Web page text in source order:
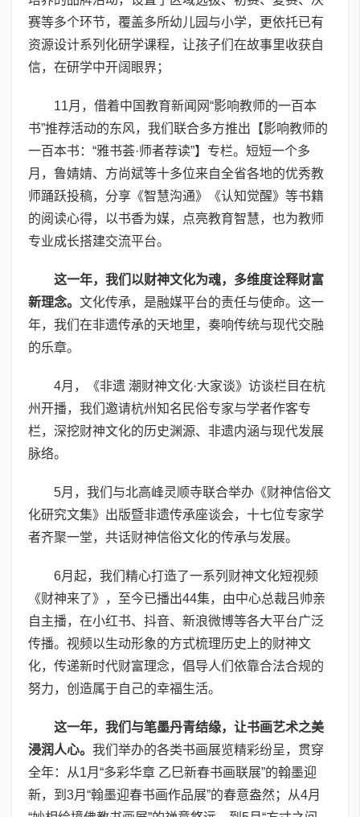
赛等多个环节，覆盖多所幼儿园与小学，更依托已有
资源设计系列化研学课程，让孩子们在故事里收获自
信，在研学中开阔眼界；
11月，借着中国教育新闻网“影响教师的一百本
书”推荐活动的东风，我们联合多方推出【影响教师的
一百本书：“雅书荟·师者荐读”】专栏。短短一个多
月，鲁婧婧、方尚斌等十多位来自全省各地的优秀教
师踊跃投稿，分享《智慧沟通》《认知觉醒》等书籍
的阅读心得，以书香为媒，点亮教育智慧，也为教师
专业成长搭建交流平台。
这一年，我们以财神文化为魂，多维度诠释财富
新理念。 文化传承，是融媒平台的责任与使命。这一
年，我们在非遗传承的天地里，奏响传统与现代交融
的乐章。
4月，《非遗 潮财神文化·大家谈》访谈栏目在杭
州开播，我们邀请杭州知名民俗专家与学者作客专
栏，深挖财神文化的历史渊源、非遗内涵与现代发展
脉络。
5月，我们与北高峰灵顺寺联合举办《财神信俗文
化研究文集》出版暨非遗传承座谈会，十七位专家学
者齐聚一堂，共话财神信俗文化的传承与发展。
6月起，我们精心打造了一系列财神文化短视频
《财神来了》，至今已播出44集，由中心总裁吕帅亲
自主播，在小红书、抖音、新浪微博等各大平台广泛
传播。视频以生动形象的方式梳理历史上的财神文
化，传递新时代财富理念，倡导人们依靠合法合规的
努力，创造属于自己的幸福生活。
这一年，我们与笔墨丹青结缘，让书画艺术之美
浸润人心。 我们举办的各类书画展览精彩纷呈，贯穿
全年：从1月“多彩华章 乙巳新春书画联展”的翰墨迎
新，到3月“翰墨迎春书画作品展”的春意盎然；从4月